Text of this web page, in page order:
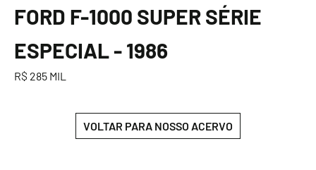
FORD F-1000 SUPER SÉRIE
ESPECIAL - 1986
R$ 285 MIL
VOLTAR PARA NOSSO ACERVO